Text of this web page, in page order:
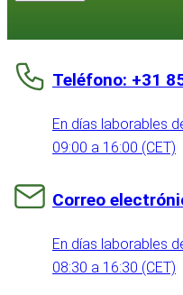
Teléfono: +31
En días laborables
09:00 a 16:00 (CET)
Correo
En días laborables
08:30 a 16:30 (CET)